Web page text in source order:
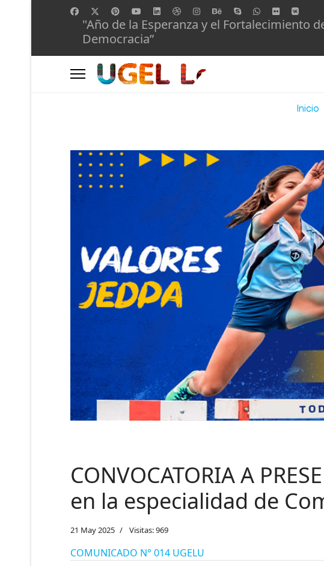
"Año de la Esperanza y el Fortalecimiento
Democracia”
Inicio
CONVOCATORIA A
en la especialidad de
21 May 2025 Visitas: 969
COMUNICADO N° 014 UGELU